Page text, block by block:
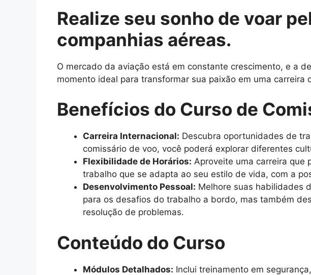
Realize seu sonho de voar
companhias aéreas.
O mercado da aviação está em constante crescimento, e a
momento ideal para transformar sua paixão em uma carreira
Benefícios do Curso de
Carreira Internacional: Descubra oportunidades de
comissário de voo, você poderá explorar diferentes
Flexibilidade de Horários: Aproveite uma carreira que
trabalho que se adapta ao seu estilo de vida, com a
Desenvolvimento Pessoal: Melhore suas habilidades
para os desafios do trabalho a bordo, mas também
resolução de problemas.
Conteúdo do Curso
Módulos Detalhados: Inclui treinamento em